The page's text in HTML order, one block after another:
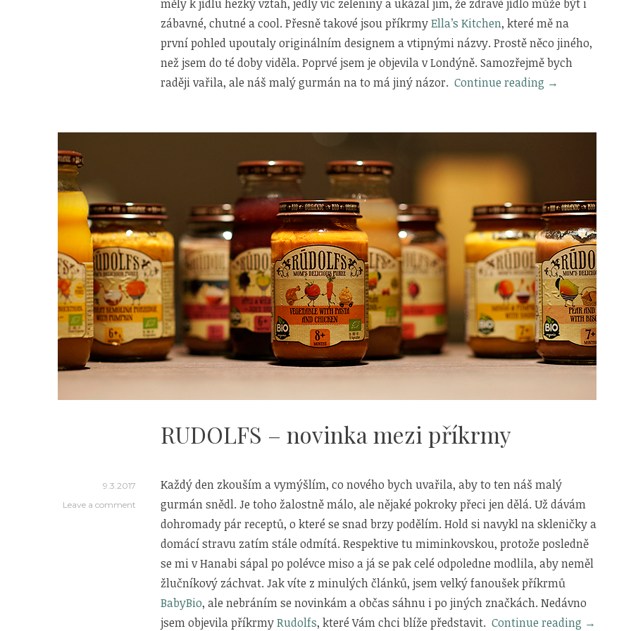
měly k jídlu hezký vztah, jedly víc zeleniny a ukázal jim, že zdravé jídlo může být i
zábavné, chutné a cool. Přesně takové jsou příkrmyElla’s Kitchen, které mě na
první pohled upoutaly originálním designem a vtipnými názvy. Prostě něco jiného,
než jsem do té doby viděla. Poprvé jsem je objevila v Londýně. Samozřejmě bych
raději vařila, ale náš malý gurmán na to má jiný názor. Continue reading „Příkrmy
→
RUDOLFS – novinka mezi příkrmy
9.3.2017
Leave a comment
Každý den zkouším a vymýšlím, co nového bych uvařila, aby to ten náš malý
gurmán snědl. Je toho žalostně málo, ale nějaké pokroky přeci jen dělá. Už dávám
dohromady pár receptů, o které se snad brzy podělím. Hold si navykl na skleničky a
domácí stravu zatím stále odmítá. Respektive tu miminkovskou, protože posledně
se mi v Hanabi sápal po polévce miso a já se pak celé odpoledne modlila, aby neměl
žlučníkový záchvat. Jak víte z minulých článků, jsem velký fanoušek příkrmů
BabyBio, ale nebráním se novinkám a občas sáhnu i po jiných značkách. Nedávno
jsem objevila příkrmyRudolfs, které Vám chci blíže představit. Continue reading „RUDOLFS
→